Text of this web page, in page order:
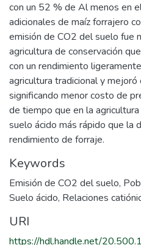
con un 52 % de Al menos en
adicionales de maíz forrajero
emisión de CO2 del suelo fue
agricultura de conservación
con un rendimiento
agricultura tradicional y
significando menor costo de
de tiempo que en la
suelo ácido más rápido que la
rendimiento de forraje.
Keywords
Emisión de CO2 del suelo,
Suelo ácido, Relaciones
URI
https://hdl.handle.net/